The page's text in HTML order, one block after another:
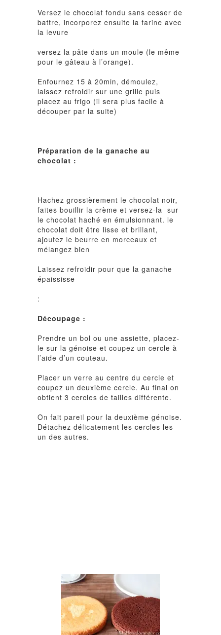
Versez le chocolat fondu sans cesser de
battre, incorporez ensuite la farine avec
la levure
versez la pâte dans un moule (le même
pour le gâteau à l’orange).
Enfournez 15 à 20min, démoulez,
laissez refroidir sur une grille puis
placez au frigo (il sera plus facile à
découper par la suite)
Préparation de la ganache au
chocolat :
Hachez grossièrement le chocolat noir,
faites bouillir la crème et versez-la sur
le chocolat haché en émulsionnant. le
chocolat doit être lisse et brillant,
ajoutez le beurre en morceaux et
mélangez bien
Laissez refroidir pour que la ganache
épaississe
:
Découpage :
Prendre un bol ou une assiette, placez-
le sur la génoise et coupez un cercle à
l’aide d’un couteau.
Placer un verre au centre du cercle et
coupez un deuxième cercle. Au final on
obtient 3 cercles de tailles différente.
On fait pareil pour la deuxième génoise.
Détachez délicatement les cercles les
un des autres.